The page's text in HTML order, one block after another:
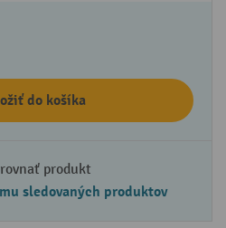
do košíka
produkt
sledovaných produktov